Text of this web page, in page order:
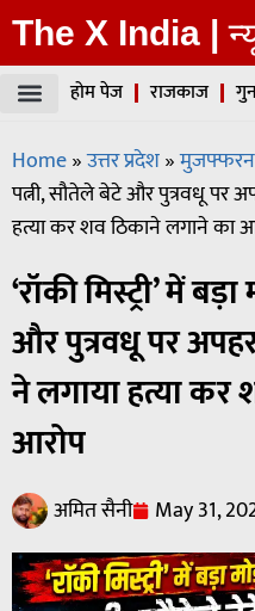
The X India |
होम पेज राजकाज
Home»उत्तर प्रदेश»
पत्नी, सौतेले बेटे और पुत्रवधू पर
हत्या कर शव ठिकाने लगाने का
‘रॉकी मिस्ट्री’ में
और पुत्रवधू पर
ने लगाया हत्या
आरोप
अमित सैनी May 31,